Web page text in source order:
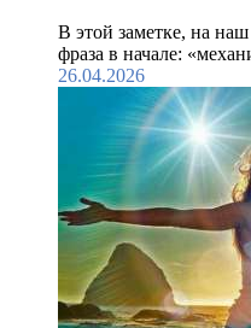
В этой заметке, на
фраза в начале:
26.04.2026